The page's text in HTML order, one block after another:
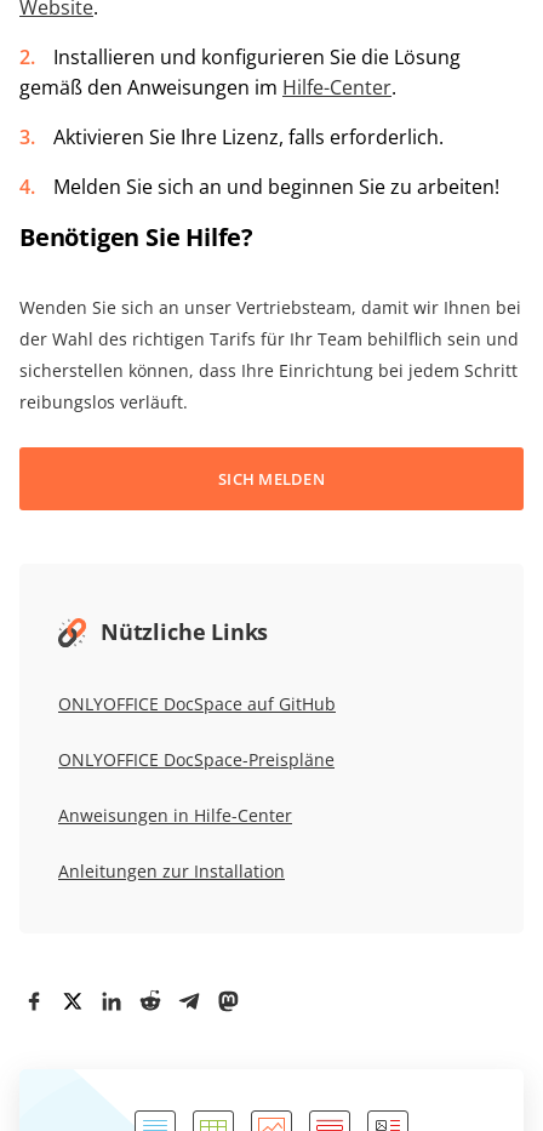
Website.
Installieren und konfigurieren Sie die Lösung
gemäß den Anweisungen im Hilfe-Center.
Aktivieren Sie Ihre Lizenz, falls erforderlich.
Melden Sie sich an und beginnen Sie zu arbeiten!
Benötigen Sie Hilfe?
Wenden Sie sich an unser Vertriebsteam, damit wir Ihnen bei
der Wahl des richtigen Tarifs für Ihr Team behilflich sein und
sicherstellen können, dass Ihre Einrichtung bei jedem Schritt
reibungslos verläuft.
SICH MELDEN
Nützliche Links
ONLYOFFICE DocSpace auf GitHub
ONLYOFFICE DocSpace-Preispläne
Anweisungen in Hilfe-Center
Anleitungen zur Installation